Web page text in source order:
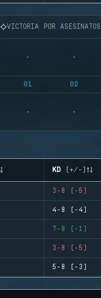
VICTORIA POR ASESINATOS
01 02
KD (+/-)
3-8 (-5)
4-8 (-4)
7-8 (-1)
3-8 (-5)
5-8 (-3)